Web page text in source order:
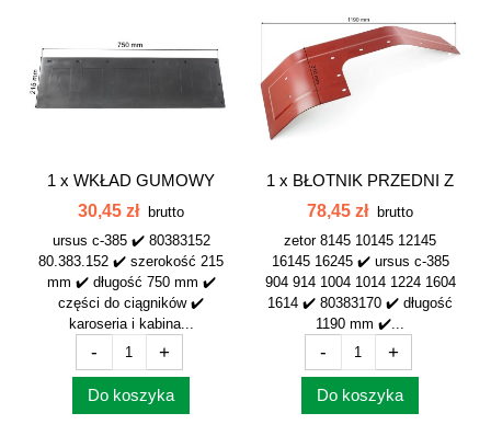
1 x WKŁAD GUMOWY
BŁOTNIKA LEWEGO...
30,45 zł brutto
ursus c-385 ✔️ 80383152
80.383.152 ✔️ szerokość 215
mm ✔️ długość 750 mm ✔️
części do ciągników ✔️
karoseria i kabina...
- +
Do koszyka
1 x BŁOTNIK PRZEDNI Z
NAPĘDEM PRAWY...
78,45 zł brutto
zetor 8145 10145 12145
16145 16245 ✔️ ursus c-385
904 914 1004 1014 1224 1604
1614 ✔️ 80383170 ✔️ długość
1190 mm ✔️...
- +
Do koszyka